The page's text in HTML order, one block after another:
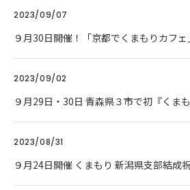
2023/09/07
９月30日開催！「京都でくまもりカフ
2023/09/02
９月29日・30日 青森県３市で初『くま
2023/08/31
９月24日開催 くまもり 新潟県支部結成